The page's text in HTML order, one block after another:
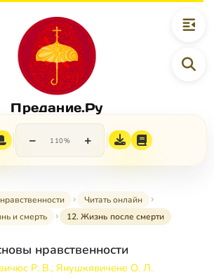
Предание.Ру
− 110% +
Читать онлайн
и смерть
12. Жизнь после смерти
нравственности
Р. В., Янушкявичене О. Л.